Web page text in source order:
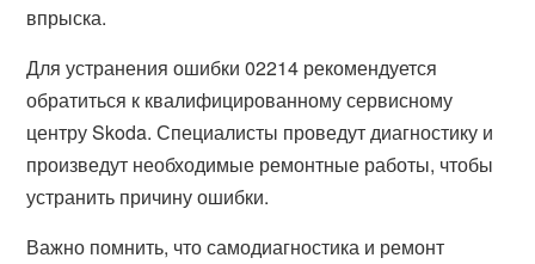
впрыска.
Для устранения ошибки 02214 рекомендуется
обратиться к квалифицированному сервисному
центру Skoda. Специалисты проведут диагностику и
произведут необходимые ремонтные работы, чтобы
устранить причину ошибки.
Важно помнить, что самодиагностика и ремонт